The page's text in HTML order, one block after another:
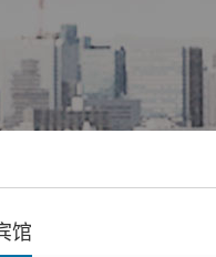
馆